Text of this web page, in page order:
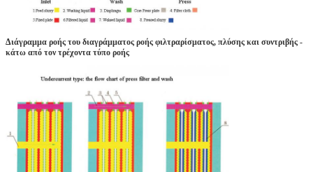
Διάγραμμα ροής του διαγράμματος ροής φιλτραρίσματος, πλύσης και συντριβής -
κάτω από τον τρέχοντα τύπο ροής